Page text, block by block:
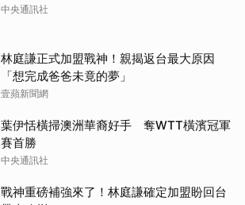
中央通訊社
林庭謙正式加盟戰神！親揭返台最大原因
「想完成爸爸未竟的夢」
壹蘋新聞網
葉伊恬橫掃澳洲華裔好手 奪WTT橫濱冠軍
賽首勝
中央通訊社
戰神重磅補強來了！林庭謙確定加盟盼回台